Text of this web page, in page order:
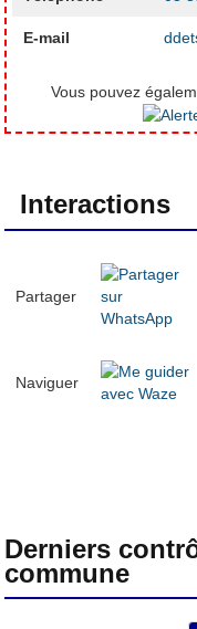
E-mail
Vous pouvez
Interactions
Partager
Naviguer
Derniers
commune